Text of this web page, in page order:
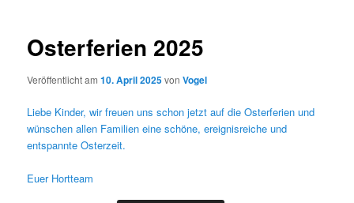
Osterferien 2025
Veröffentlicht am10. April 2025vonVogel
Liebe Kinder, wir freuen uns schon jetzt auf die Osterferien und
wünschen allen Familien eine schöne, ereignisreiche und
entspannte Osterzeit.
Euer Hortteam